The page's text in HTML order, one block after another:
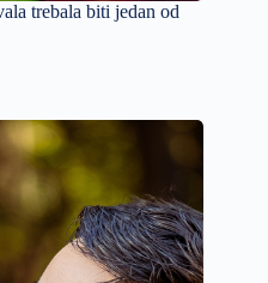
trebala biti jedan od